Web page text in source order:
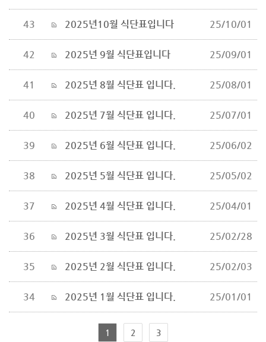
43 2025년10월 식단표입니다 25/10/01
42 2025년 9월 식단표입니다 25/09/01
41 2025년 8월 식단표 입니다. 25/08/01
40 2025년 7월 식단표 입니다. 25/07/01
39 2025년 6월 식단표 입니다. 25/06/02
38 2025년 5월 식단표 입니다. 25/05/02
37 2025년 4월 식단표 입니다. 25/04/01
36 2025년 3월 식단표 입니다. 25/02/28
35 2025년 2월 식단표 입니다. 25/02/03
34 2025년 1월 식단표 입니다. 25/01/01
1 2 3